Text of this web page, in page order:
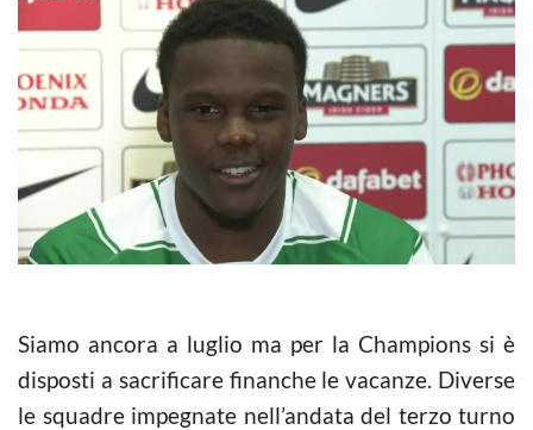
Siamo ancora a luglio ma per la Champions si è
disposti a sacrificare finanche le vacanze. Diverse
le squadre impegnate nell’andata del terzo turno